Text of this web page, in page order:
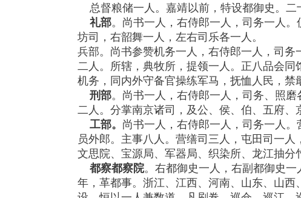
总督粮储一人。嘉靖以前，特设都御史。二
礼部。尚书一人，右侍郎一人，司务一人
坊司，右韶舞一人，左右司乐各一人。
兵部。尚书参赞机务一人，右侍郎一人，司
二人。所辖，典牧所，提领一人。正八品会
机务，同内外守备官操练军马，抚恤人民，禁
刑部。尚书一人，右侍郎一人，司务、照
二人。分掌南京诸司，及公、侯、伯、五府、
工部。 尚书一人，右侍郎一人，司务一人
员外郎。主事八人。营缮司三人，屯田司一
文思院、宝源局、军器局、织染所、龙江抽分
都察都察院。右都御史一人，右副都御史
年，革都事。浙江、江西、河南、山东、山